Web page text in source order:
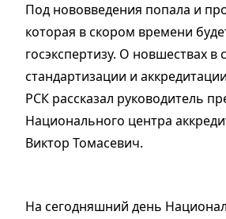
Под нововведения попала и
которая в скором времени
госэкспертизу. О новшествах в
стандартизации и
РСК рассказал руководитель
Национального центра
Виктор Томасевич.
На сегодняшний день